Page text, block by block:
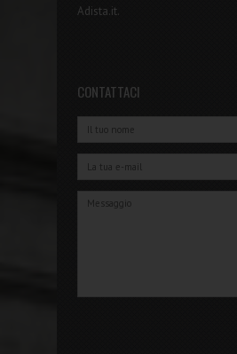
Adista.it.
CONTATTACI